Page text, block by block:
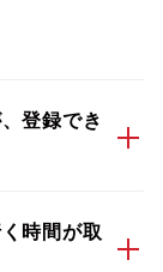
登録でき
時間が取